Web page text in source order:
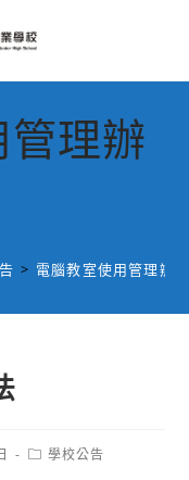
理辦
> 電腦教室使用管理辦
Post學校公告